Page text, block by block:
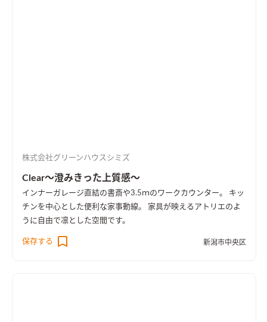
株式会社グリーンハウスシミズ
Clear～澄みきった上質感～
インナーガレージ直結の書斎や3.5ｍのワークカウンター。 キッ
チンを中心とした便利な家事動線。 家具が映えるアトリエのよ
うに自由で凛とした空間です。
保存する 新潟市中央区